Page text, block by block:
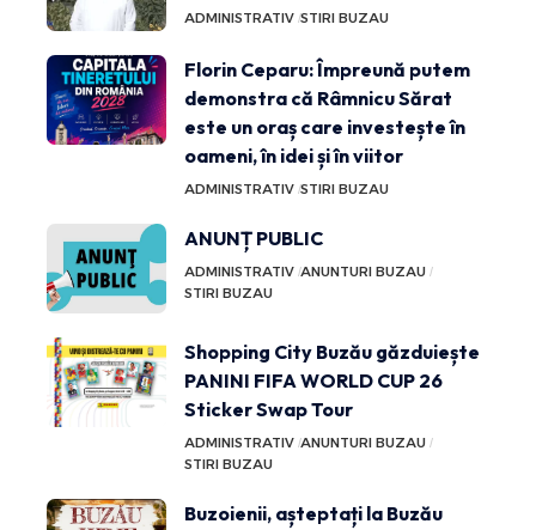
ADMINISTRATIV STIRI BUZAU
Florin Ceparu: Împreună putem
demonstra că Râmnicu Sărat
este un oraș care investește în
oameni, în idei și în viitor
ADMINISTRATIV STIRI BUZAU
ANUNȚ PUBLIC
ADMINISTRATIV ANUNTURI BUZAU
STIRI BUZAU
Shopping City Buzău găzduiește
PANINI FIFA WORLD CUP 26
Sticker Swap Tour
ADMINISTRATIV ANUNTURI BUZAU
STIRI BUZAU
Buzoienii, așteptați la Buzău